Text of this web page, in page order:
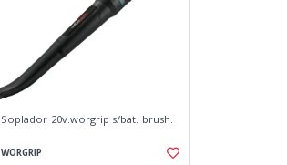
Soplador 20v.worgrip s/bat. brush.
WORGRIP